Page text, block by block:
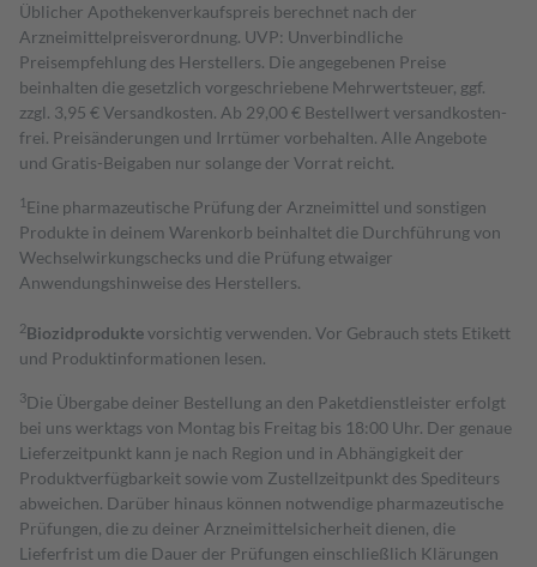
Üblicher Apothekenverkaufspreis berechnet nach der
Arzneimittelpreisverordnung. UVP: Unverbindliche
Preisempfehlung des Herstellers. Die angegebenen Preise
beinhalten die gesetzlich vorgeschriebene Mehrwertsteuer, ggf.
zzgl. 3,95 € Versandkosten. Ab 29,00 € Bestell­wert versand­kosten­
frei. Preisänderungen und Irrtümer vorbehalten. Alle Angebote
und Gratis-Beigaben nur solange der Vorrat reicht.
1 Eine pharmazeutische Prüfung der Arzneimittel und sonstigen
Produkte in deinem Warenkorb beinhaltet die Durchführung von
Wechselwirkungschecks und die Prüfung etwaiger
Anwendungshinweise des Herstellers.
2Biozidproduktevorsichtig verwenden. Vor Gebrauch stets Etikett
und Produktinformationen lesen.
3Die Übergabe deiner Bestellung an den Paketdienstleister erfolgt
bei uns werktags von Montag bis Freitag bis 18:00 Uhr. Der genaue
Lieferzeitpunkt kann je nach Region und in Abhängigkeit der
Produktverfügbarkeit sowie vom Zustellzeitpunkt des Spediteurs
abweichen. Darüber hinaus können notwendige pharmazeutische
Prüfungen, die zu deiner Arzneimittelsicherheit dienen, die
Lieferfrist um die Dauer der Prüfungen einschließlich Klärungen